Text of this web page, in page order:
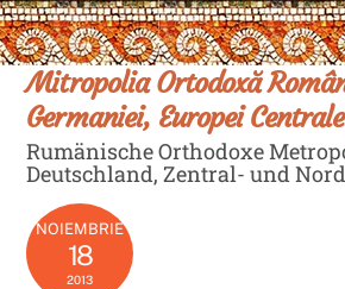
Skip
to
content
Mitropolia Ortodoxă
Germaniei, Europei
Rumänische Orthodoxe
Deutschland, Zentral- und
NOIEMBRIE
18
2013